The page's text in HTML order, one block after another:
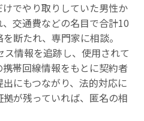
でやり取りしていた男性か
交通費などの名目で合計10
断たれ、専門家に相談。
情報を追跡し、使用されて
帯回線情報をもとに契約者
にもつながり、法的対応に
が残っていれば、匿名の相